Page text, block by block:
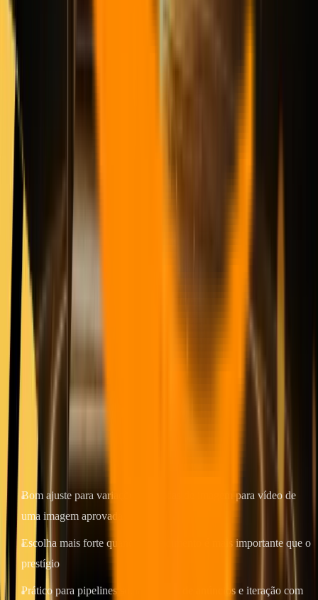
volume.
Seedance 2.0
continuidade
quando o trabalho real não fosse uma saída perfeita, mas muitas
ByteDance posiciona Seedance 2.0 como um modelo de vídeo
multimodal unificado que suporta entradas de texto, imagem, áudio
e vídeo, com maior estabilidade de movimento e maior
controlabilidade em cenas complexas. Isso é importante para
imagem para vídeo porque problemas de consistência geralmente
aparecem quando você tenta ramificar rapidamente uma imagem em
várias direções de movimento.
Seedance não é o modelo de maior prestígio nesta lista. Seu valor é
que tende a se adequar melhor à produção repetida. Se uma equipe
precisar testar vários ganchos, vários comportamentos de câmera ou
várias variantes de ritmo do mesmo quadro de origem, o Seedance
geralmente se adapta melhor a esse fluxo de trabalho do que os
modelos premium.
Onde Seedance 2.0 se destaca
Bom ajuste para variações repetidas de imagem para vídeo de
uma imagem aprovada
Escolha mais forte quando o rendimento é mais importante que o
prestígio
Prático para pipelines sociais, testes de anúncios e iteração com